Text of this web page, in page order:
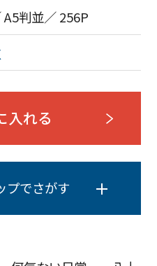
A5判並／ 256P
入れる
プでさがす